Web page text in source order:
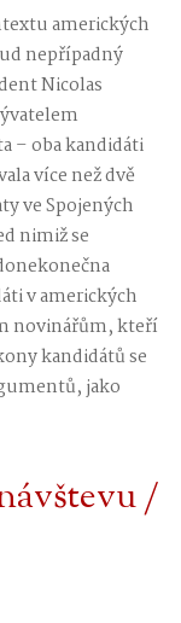
amerických
nepřípadný
Nicolas
– oba kandidáti
více než dvě
ve Spojených
nimiž se
v amerických
novinářům, kteří
kandidátů se
jako
/